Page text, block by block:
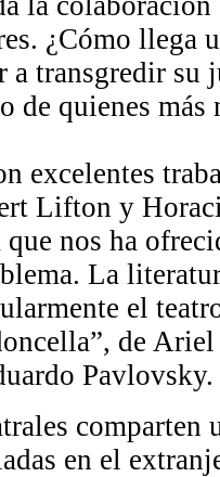
¿Cómo llega
a transgredir
quienes más
excelentes
Lifton y
nos ha
La
el
de
Pavlovsky.
en el